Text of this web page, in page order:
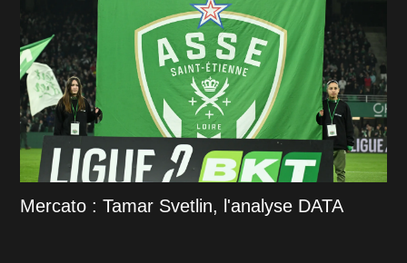
Mercato : Tamar Svetlin, l'analyse DATA